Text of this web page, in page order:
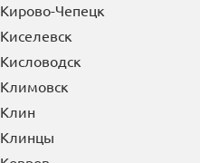
Кирово-Чепецк
Киселевск
Кисловодск
Климовск
Клин
Клинцы